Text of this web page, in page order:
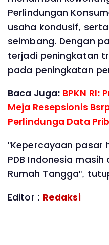
Perlindungan
usaha kondusif,
seimbang. Dengan
terjadi peningkatan
pada peningkatan
Baca Juga: BPKN RI:
Meja Resepsionis
Perlindunga Data
"Kepercayaan pasar
PDB Indonesia
Rumah Tangga",
Editor : Redaksi